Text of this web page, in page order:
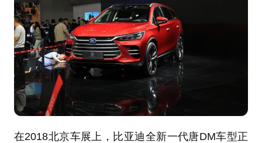
在2018北京车展上，比亚迪全新一代唐DM车型正